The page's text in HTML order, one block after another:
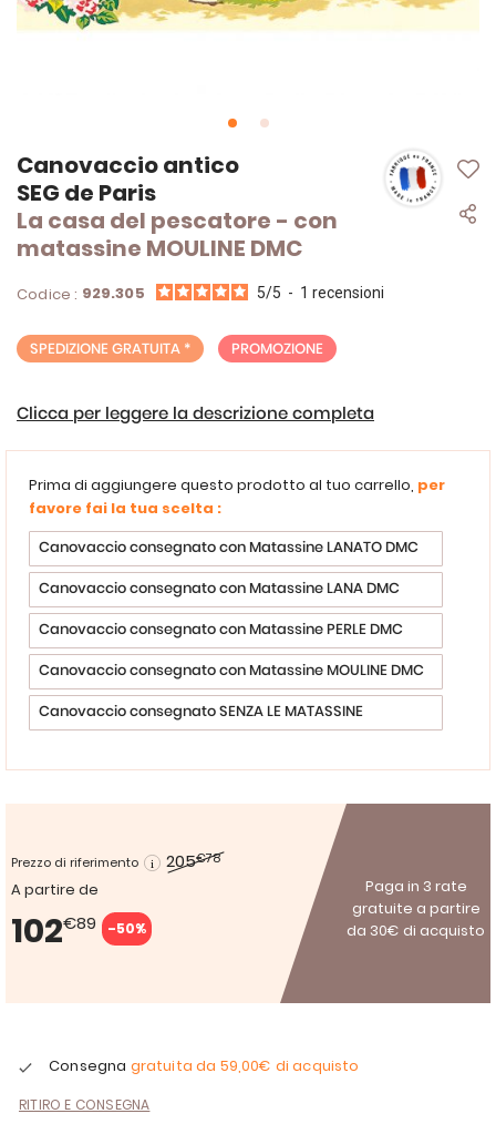
Canovaccio antico
SEG de Paris
La casa del pescatore - con
matassine MOULINE DMC
Codice : 929.305 5/5 - 1 recensioni
SPEDIZIONE GRATUITA * PROMOZIONE
Clicca per leggere la descrizione completa
Prima di aggiungere questo prodotto al tuo carrello, per
favore fai la tua scelta :
Canovaccio consegnato con Matassine LANATO DMC
Canovaccio consegnato con Matassine LANA DMC
Canovaccio consegnato con Matassine PERLE DMC
Canovaccio consegnato con Matassine MOULINE DMC
Canovaccio consegnato SENZA LE MATASSINE
Prezzo di riferimento 205€78
A partire de
102€89 -50%
Paga in 3 rate
gratuite a partire
da 30€ di acquisto
Consegna gratuita da 59,00€ di acquisto
RITIRO E CONSEGNA
Vai
all'inizio
della
galleria
di